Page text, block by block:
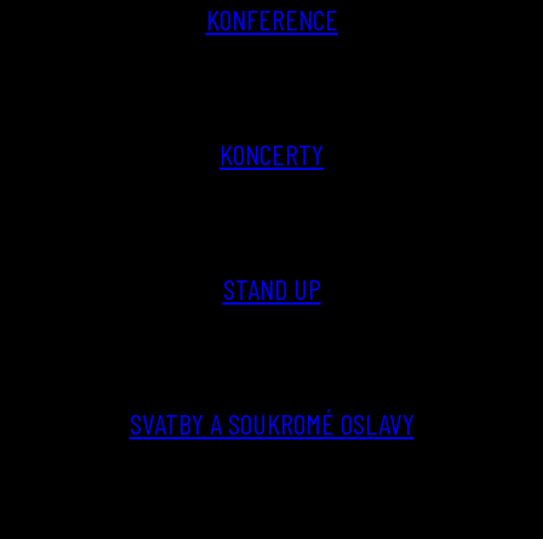
KONFERENCE
KONCERTY
STAND UP
SVATBY A SOUKROMÉ OSLAVY